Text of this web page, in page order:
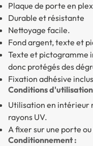
Plaque de porte en
Durable et résistante
Nettoyage facile.
Fond argent, texte et
Texte et pictogramme
donc protégés des
Fixation adhésive
Conditions
Utilisation en intérieur
rayons UV.
A fixer sur une porte ou
Conditionnement :